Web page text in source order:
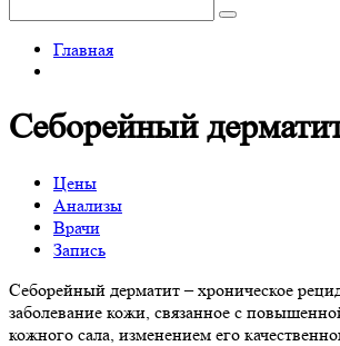
Главная
Себорейный
Цены
Анализы
Врачи
Запись
Себорейный дерматит – хроническое
заболевание кожи, связанное с
кожного сала, изменением его